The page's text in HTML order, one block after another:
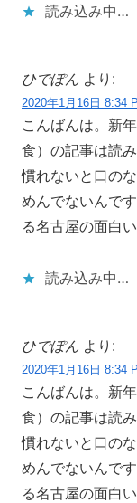
読み込み中…
ひでぽん より:
2020年1月16日 8:34
こんばんは。新
食）の記事は読
慣れないと口の
めんでないんで
る名古屋の面白
読み込み中…
ひでぽん より:
2020年1月16日 8:34
こんばんは。新
食）の記事は読
慣れないと口の
めんでないんで
る名古屋の面白